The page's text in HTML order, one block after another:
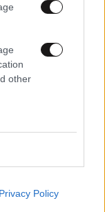
other
Privacy Policy
κοστίσει 16,8